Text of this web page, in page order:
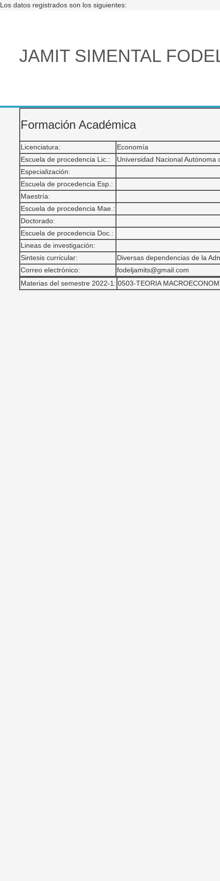
Los datos registrados son los siguientes:
JAMIT SIMENTAL
Formación Académica
Licenciatura:
Economía
Escuela de procedencia Lic.:
Universidad Nacional Autónoma
Especialización:
Escuela de procedencia Esp.:
Maestría:
Escuela de procedencia Mae.:
Doctorado:
Escuela de procedencia Doc.:
Lineas de investigación:
Sintesis curricular:
Diversas dependencias de la
Correo electrónico:
fodeljamits@gmail.com
Materias del semestre 2022-1: 0503-TEORIA